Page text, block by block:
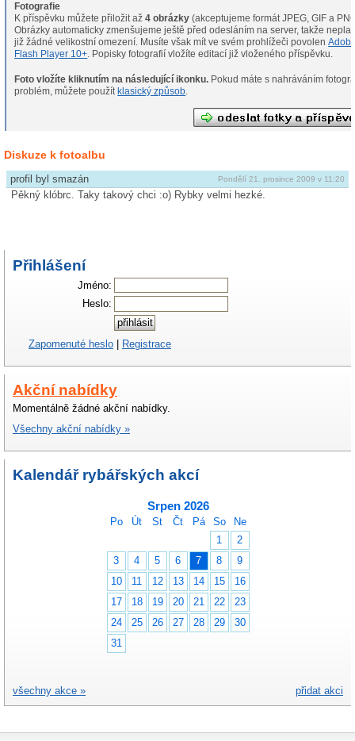
Fotografie
K příspěvku můžete přiložit až4 obrázky (akceptujeme formát JPEG, GIF a
Obrázky automaticky zmenšujeme ještě před odesláním na server, takže
již žádné velikostní omezení. Musíte však mít ve svém prohlížeči povolen
Flash Player 10+ . Popisky fotografií vložíte editací již vloženého příspěvku.
Foto vložíte kliknutím na následující ikonku.
problém, můžete použítklasický způsob.
Diskuze k fotoalbu
Pondělí 21. prosince 2009 v 11:20
profil byl smazán
Pěkný klóbrc. Taky takový chci :o) Rybky velmi hezké.
Přihlášení
Jméno:
Heslo:
Zapomenuté heslo | Registrace
Akční nabídky
Momentálně žádné akční nabídky.
Všechny akční nabídky »
Kalendář rybářských akcí
Srpen 2026
Po Út St Čt Pá So
Ne
1
2
3
4 5 6 7 8
9
10
11 12 13 14 15
16
17
18 19 20 21 22
23
24
25 26 27 28 29
30
31
přidat akci
všechny akce »